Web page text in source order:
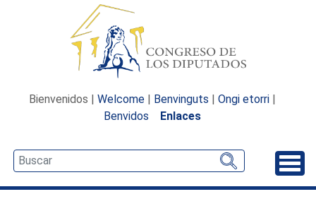
Bienvenidos | Welcome | Benvinguts | Ongi etorri |
Benvidos
Enlaces